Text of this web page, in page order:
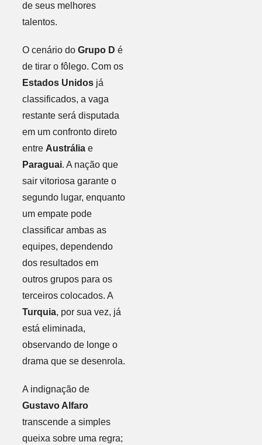
de seus melhores
talentos.
O cenário do Grupo D é
de tirar o fôlego. Com os
Estados Unidosjá
classificados, a vaga
restante será disputada
em um confronto direto
entre Austráliae
Paraguai. A nação que
sair vitoriosa garante o
segundo lugar, enquanto
um empate pode
classificar ambas as
equipes, dependendo
dos resultados em
outros grupos para os
terceiros colocados. A
Turquia, por sua vez, já
está eliminada,
observando de longe o
drama que se desenrola.
A indignação de
Gustavo Alfaro
transcende a simples
queixa sobre uma regra;